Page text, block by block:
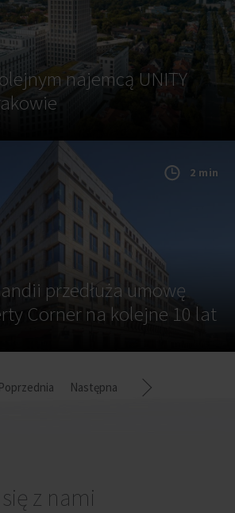
najemcą UNITY
przedłuża umowę
Corner na kolejne 10 lat
2 min
Poprzednia Następna
z nami